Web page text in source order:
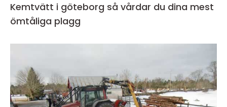
Kemtvätt i göteborg så vårdar du dina mest
ömtåliga plagg